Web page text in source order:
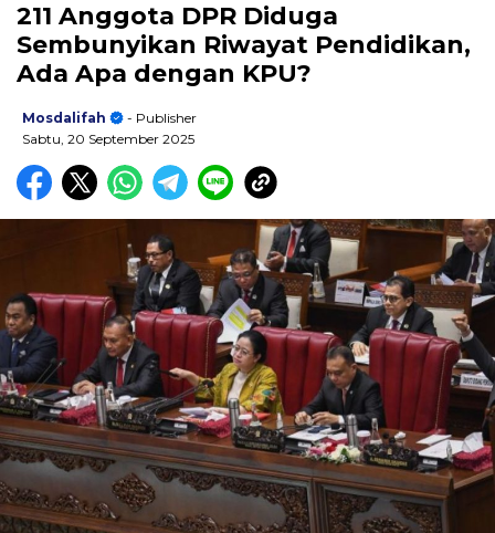
211 Anggota DPR Diduga
Sembunyikan Riwayat Pendidikan,
Ada Apa dengan KPU?
Mosdalifah
- Publisher
Sabtu, 20 September 2025